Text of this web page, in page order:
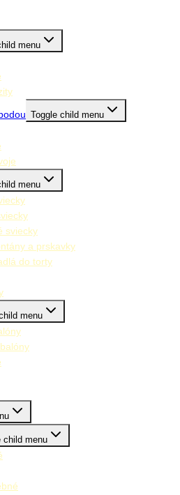
menu
Toggle child menu
menu
sviecky
a prskavky
do torty
menu
child menu